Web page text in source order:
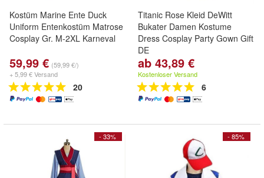
Kostüm Marine Ente Duck
Uniform Entenkostüm Matrose
Cosplay Gr. M-2XL Karneval
59,99 € (59,99 €/)
+ 5,99 € Versand
20
Titanic Rose Kleid DeWitt
Bukater Damen Kostume
Dress Cosplay Party Gown Gift
DE
ab 43,89 €
Kostenloser Versand
6
- 33% - 85%